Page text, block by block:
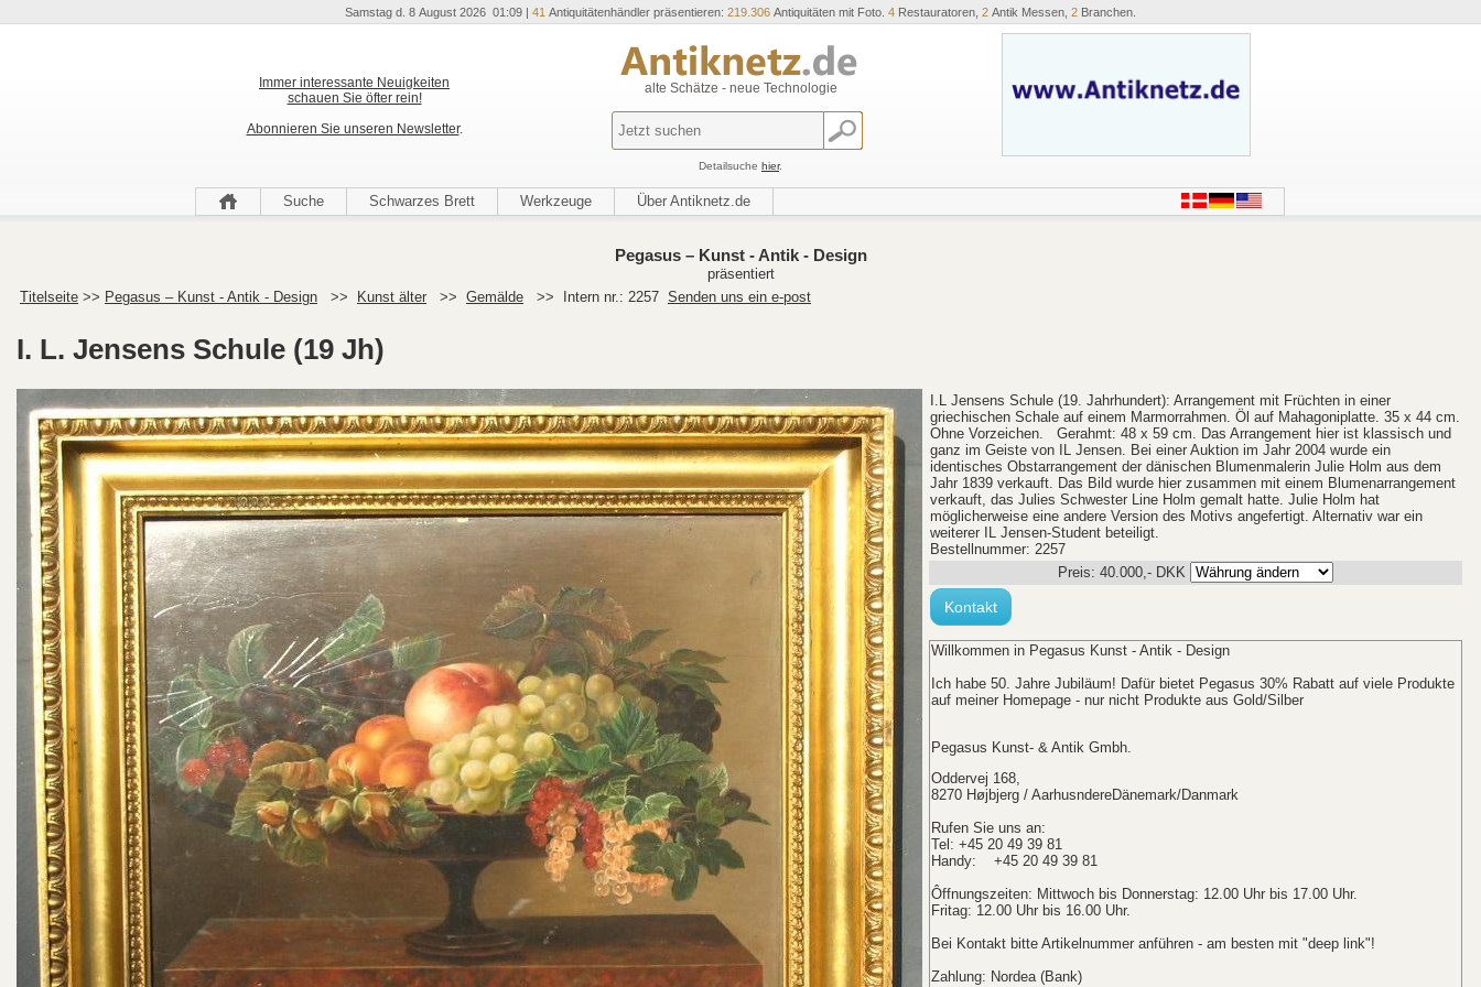
Samstag d. 8 August 2026 01:09 | 41 Antiquitätenhändler präsentieren: 219.306 Antiquitäten mit Foto. 4 Restauratoren, 2 Antik Messen, 2 Branchen.
Immer interessante Neuigkeiten
schauen Sie öfter rein!
Abonnieren Sie unseren Newsletter.
alte Schätze - neue Technologie
Detailsuche hier.
Suche Schwarzes Brett Werkzeuge Über Antiknetz.de
Pegasus – Kunst - Antik - Design
präsentiert
Titelseite >> Pegasus – Kunst - Antik - Design >> Kunst älter >> Gemälde >> Intern nr.: 2257 Senden uns ein e-post
I. L. Jensens Schule (19 Jh)
I.L Jensens Schule (19. Jahrhundert): Arrangement mit Früchten in einer
griechischen Schale auf einem Marmorrahmen. Öl auf Mahagoniplatte. 35 x 44 cm.
Ohne Vorzeichen. Gerahmt: 48 x 59 cm. Das Arrangement hier ist klassisch und
ganz im Geiste von IL Jensen. Bei einer Auktion im Jahr 2004 wurde ein
identisches Obstarrangement der dänischen Blumenmalerin Julie Holm aus dem
Jahr 1839 verkauft. Das Bild wurde hier zusammen mit einem Blumenarrangement
verkauft, das Julies Schwester Line Holm gemalt hatte. Julie Holm hat
möglicherweise eine andere Version des Motivs angefertigt. Alternativ war ein
weiterer IL Jensen-Student beteiligt.
Bestellnummer: 2257
Preis: 40.000,- DKK
Kontakt
Willkommen in Pegasus Kunst - Antik - Design
Ich habe 50. Jahre Jubiläum! Dafür bietet Pegasus 30% Rabatt auf viele Produkte
auf meiner Homepage - nur nicht Produkte aus Gold/Silber
Pegasus Kunst- & Antik Gmbh.
Oddervej 168,
8270 Højbjerg / AarhusndereDänemark/Danmark
Rufen Sie uns an:
Tel: +45 20 49 39 81
Handy: +45 20 49 39 81
Ôffnungszeiten: Mittwoch bis Donnerstag: 12.00 Uhr bis 17.00 Uhr.
Fritag: 12.00 Uhr bis 16.00 Uhr.
Bei Kontakt bitte Artikelnummer anführen - am besten mit "deep link"!
Zahlung: Nordea (Bank)